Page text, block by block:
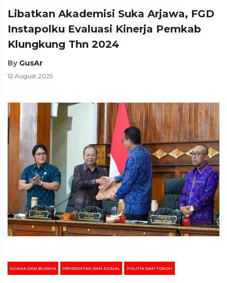
Libatkan Akademisi Suka Arjawa, FGD
Instapolku Evaluasi Kinerja Pemkab
Klungkung Thn 2024
By GusAr
12 August 2025
AGAMA DAN BUDAYA PEMERINTAH DAN SOSIAL POLITIK DAN TOKOH